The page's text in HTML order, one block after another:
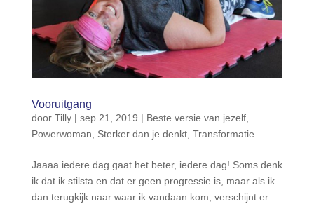
Vooruitgang
door Tilly| sep 21, 2019 | Beste versie van jezelf,
Powerwoman, Sterker dan je denkt, Transformatie
Jaaaa iedere dag gaat het beter, iedere dag! Soms denk
ik dat ik stilsta en dat er geen progressie is, maar als ik
dan terugkijk naar waar ik vandaan kom, verschijnt er